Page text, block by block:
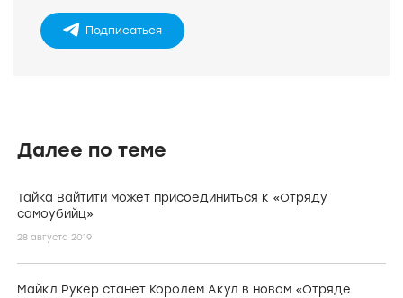
Подписаться
Далее по теме
Тайка Вайтити может присоединиться к «Отряду
самоубийц»
28 августа 2019
Майкл Рукер станет Королем Акул в новом «Отряде